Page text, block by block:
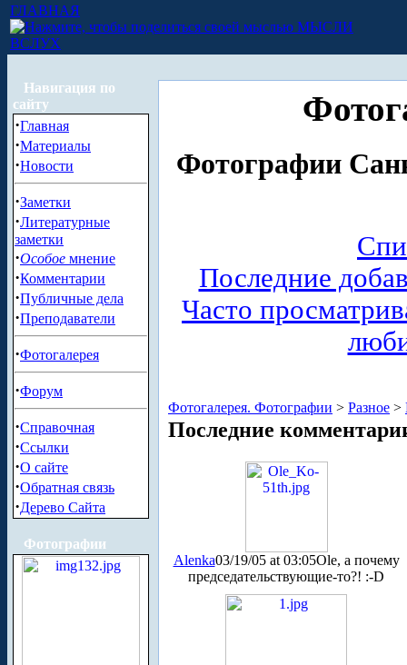
ГЛАВНАЯ
МЫСЛИ
ВСЛУХ
Навигация по
сайту
·Главная
·Материалы
·Новости
·Заметки
·Литературные
заметки
·Особое мнение
·Комментарии
·Публичные дела
·Преподаватели
·Фотогалерея
·Форум
·Справочная
·Ссылки
·О сайте
·Обратная связь
·Дерево Сайта
Фотографии
Фотографии
Последние
Часто
Фотогалерея. Фотографии > Разное >
Последние
Alenka03/19/05 at 03:05Ole, а почему
председательствующие-то?! :-D